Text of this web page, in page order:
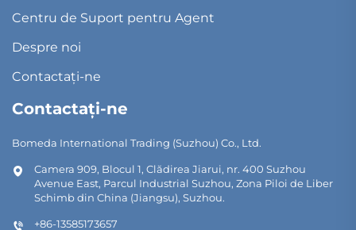
Centru de Suport pentru Agent
Despre noi
Contactați-ne
Contactați-ne
Bomeda International Trading (Suzhou) Co., Ltd.
Camera 909, Blocul 1, Clădirea Jiarui, nr. 400 Suzhou
Avenue East, Parcul Industrial Suzhou, Zona Piloi de Liber
Schimb din China (Jiangsu), Suzhou.
+86-13585173657